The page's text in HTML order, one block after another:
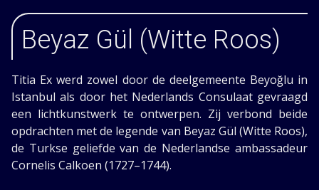
Beyaz Gül (Witte Roos)
Titia Ex werd zowel door de deelgemeente Beyoğlu in
Istanbul als door het Nederlands Consulaat gevraagd
een lichtkunstwerk te ontwerpen. Zij verbond beide
opdrachten met de legende van Beyaz Gül (Witte Roos),
de Turkse geliefde van de Nederlandse ambassadeur
Cornelis Calkoen (1727–1744).